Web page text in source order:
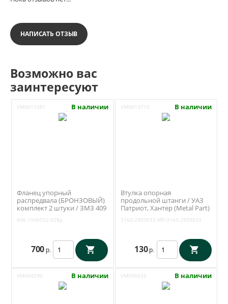
НАПИСАТЬ ОТЗЫВ
Возможно вас
заинтересуют
УМ0011081 В наличии
Фланец упорный
распредвала (БРОНЗОВЫЙ)
комплект 2 штуки / ЗМЗ 409
406.1006052-02Бр
700 р.
УМ0013710 В наличии
Втулка опорная
продольной штанги / УАЗ
Патриот, Хантер (Metal Part)
3160-2909033 MP-3160-2909033
130 р.
УМ004290 В наличии УМ006635 В наличии